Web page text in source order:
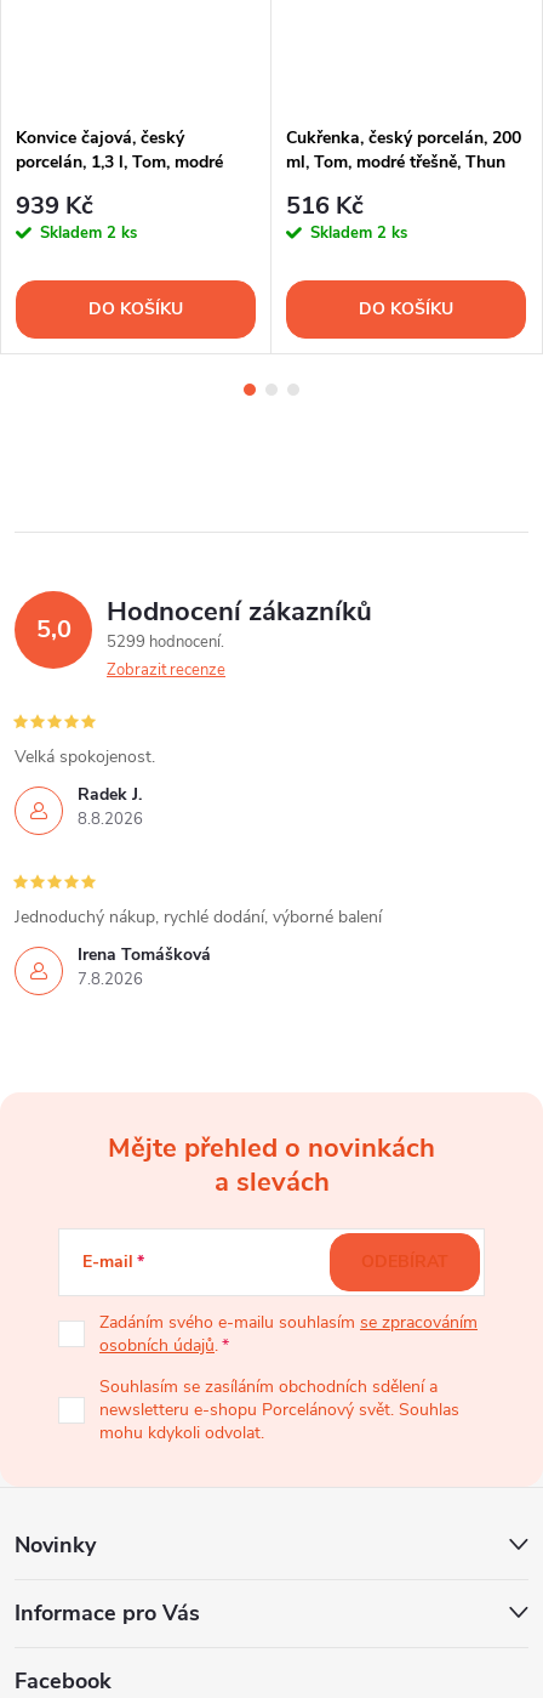
Konvice čajová, český
porcelán, 1,3 l, Tom, modré
939 Kč
Skladem 2 ks
DO KOŠÍKU
Cukřenka, český porcelán, 200
ml, Tom, modré třešně, Thun
516 Kč
Skladem 2 ks
DO KOŠÍKU
5,0 Hodnocení zákazníků
5299 hodnocení
Zobrazit recenze
Radek J.
8.8.2026
Velká spokojenost.
Irena Tomášková
7.8.2026
Jednoduchý nákup, rychlé dodání, výborné balení
í
Mějte přehled o novinkách
a slevách
E-mail
Zadáním svého e-mailu souhlasím se zpracováním
osobních údajů.
Souhlasím se zasíláním obchodních sdělení a
newsletteru e-shopu Porcelánový svět. Souhlas
mohu kdykoli odvolat.
ODEBÍRAT
Novinky
Informace pro Vás
Facebook